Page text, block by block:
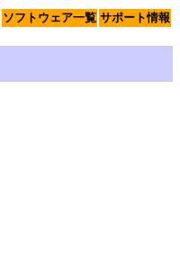
ソフトウェア一覧 サポート情報